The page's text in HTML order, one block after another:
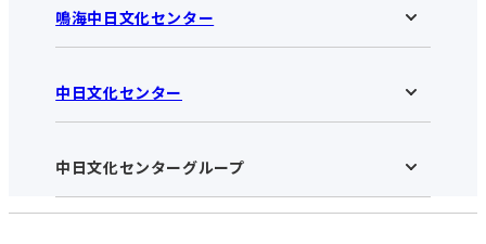
鳴海中日文化センター
鳴海中日文化センターHOME
お知らせ
アクセス･営業時間
お申し込みの流れ
入会と受講のご案内
中日文化センター
中日文化センターHOME
中日文化センターとは
受講規約・会員特典
中日文化センターグループ